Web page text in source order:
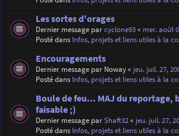
Les sortes d'orages
Dernier message parcyclone93« mer. août
Posté dans Infos, projets et liens utiles à la
Encouragements
Dernier message par Noway« jeu. juil. 27,
Posté dans Infos, projets et liens utiles à la
Boule de feu... MAJ du reportage,
faisable ;)
Dernier message parShaft32« jeu. juil. 27,
Posté dans Infos, projets et liens utiles à la